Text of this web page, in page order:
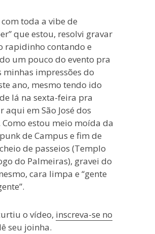
com toda a vibe de
que estou, resolvi gravar
rapidinho contando e
um pouco do evento pra
minhas impressões do
ano, mesmo tendo ido
lá na sexta-feira pra
aqui em São José dos
Como estou meio moída da
de Campus e fim de
de passeios (Templo
do Palmeiras), gravei do
cara limpa e “gente
o vídeo, inscreva-se no
seu joinha.